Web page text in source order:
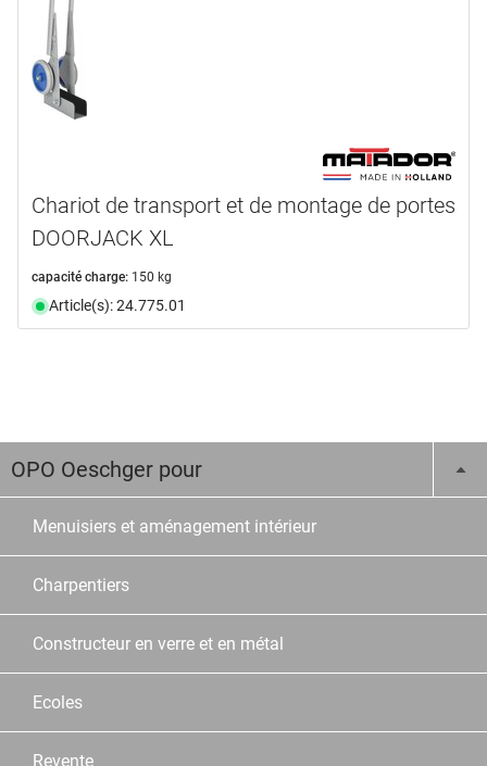
Chariot de transport et de montage de portes
DOORJACK XL
capacité charge: 150 kg
Article(s): 24.775.01
OPO Oeschger pour
Menuisiers et aménagement intérieur
Charpentiers
Constructeur en verre et en métal
Ecoles
Revente